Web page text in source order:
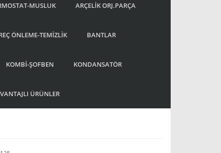
MUSLUK ARÇELİK ORJ.PARÇA
ÖNLEME-TEMİZLİK BANTLAR
KOMBİ-ŞOFBEN KONDANSATÖR
ÜRÜNLER